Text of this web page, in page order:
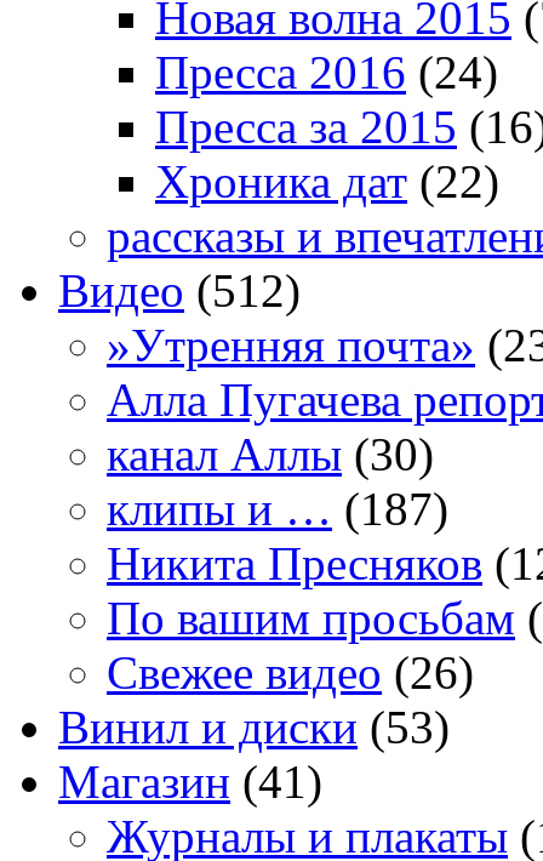
Новая волна 2015
Пресса 2016 (24)
Пресса за 2015
Хроника дат (22)
рассказы и
Видео (512)
»Утренняя почта»
Алла Пугачева
канал Аллы (30)
клипы и … (187)
Никита Пресняков
По вашим просьбам
Свежее видео (26)
Винил и диски (53)
Магазин (41)
Журналы и плакаты